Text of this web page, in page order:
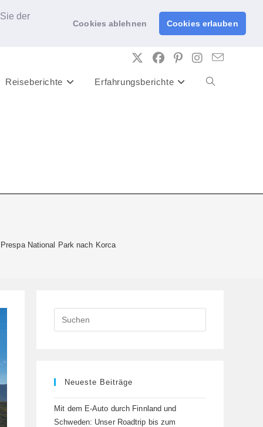
der
Cookies ablehnen Cookies erlauben
Reiseberichte Erfahrungsberichte Website-
National Park nach Korca
Escape
Neueste Beiträge
Mit dem E-Auto durch Finnland und
Schweden: Unser Roadtrip bis zum